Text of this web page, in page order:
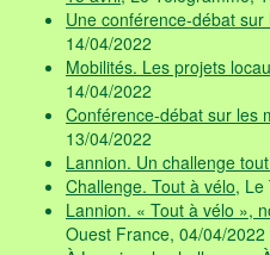
Une conférence-débat sur
14/04/2022
Mobilités. Les projets
14/04/2022
Conférence-débat sur les
13/04/2022
Lannion. Un challenge
Challenge. Tout à vélo, Le
Lannion. « Tout à vélo »,
Ouest France, 04/04/2022